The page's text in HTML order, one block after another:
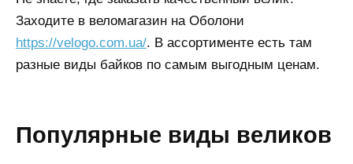
Заходите в веломагазин на Оболони
https://velogo.com.ua/. В ассортименте есть там
разные виды байков по самым выгодным ценам.
Популярные виды великов